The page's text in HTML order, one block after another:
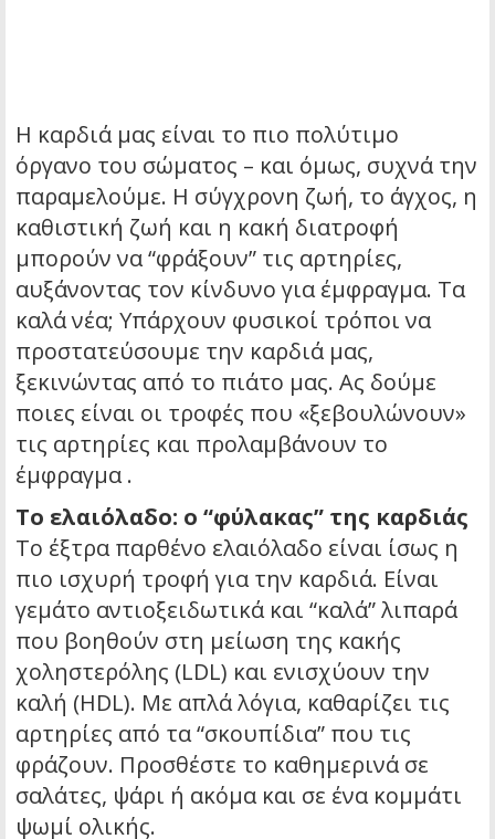
Η καρδιά μας είναι το πιο πολύτιμο
όργανο του σώματος – και όμως, συχνά την
παραμελούμε. Η σύγχρονη ζωή, το άγχος, η
καθιστική ζωή και η κακή διατροφή
μπορούν να “φράξουν” τις αρτηρίες,
αυξάνοντας τον κίνδυνο για έμφραγμα. Τα
καλά νέα; Υπάρχουν φυσικοί τρόποι να
προστατεύσουμε την καρδιά μας,
ξεκινώντας από το πιάτο μας. Ας δούμε
ποιες είναι οι τροφές που «ξεβουλώνουν»
τις αρτηρίες και προλαμβάνουν το
έμφραγμα .
Το ελαιόλαδο: ο “φύλακας” της καρδιάς
Το έξτρα παρθένο ελαιόλαδο είναι ίσως η
πιο ισχυρή τροφή για την καρδιά. Είναι
γεμάτο αντιοξειδωτικά και “καλά” λιπαρά
που βοηθούν στη μείωση της κακής
χοληστερόλης (LDL) και ενισχύουν την
καλή (HDL). Με απλά λόγια, καθαρίζει τις
αρτηρίες από τα “σκουπίδια” που τις
φράζουν. Προσθέστε το καθημερινά σε
σαλάτες, ψάρι ή ακόμα και σε ένα κομμάτι
ψωμί ολικής.